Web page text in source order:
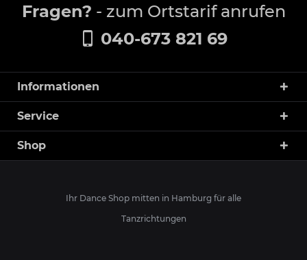
Fragen? - zum Ortstarif anrufen
040-673 821 69
Informationen
Service
Shop
Ihr Dance Shop mitten in Hamburg für alle
Tanzrichtungen